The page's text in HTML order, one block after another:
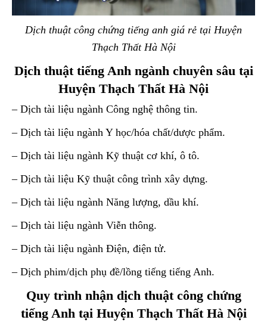
Dịch thuật công chứng tiếng anh giá rẻ tại Huyện
Thạch Thất Hà Nội
Dịch thuật tiếng Anh ngành chuyên sâu tại
Huyện Thạch Thất Hà Nội
– Dịch tài liệu ngành Công nghệ thông tin.
– Dịch tài liệu ngành Y học/hóa chất/dược phẩm.
– Dịch tài liệu ngành Kỹ thuật cơ khí, ô tô.
– Dịch tài liệu Kỹ thuật công trình xây dựng.
– Dịch tài liệu ngành Năng lượng, dầu khí.
– Dịch tài liệu ngành Viễn thông.
– Dịch tài liệu ngành Điện, điện tử.
– Dịch phim/dịch phụ đề/lồng tiếng tiếng Anh.
Quy trình nhận dịch thuật công chứng
tiếng Anh tại Huyện Thạch Thất Hà Nội